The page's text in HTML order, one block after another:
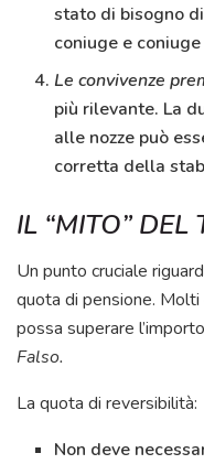
stato di bisogno
coniuge e
Le convivenze
più rilevante. La
alle nozze può
corretta della
IL “MITO”
Un punto cruciale
quota di pensione.
possa superare
Falso.
La quota di reversibilità:
Non deve